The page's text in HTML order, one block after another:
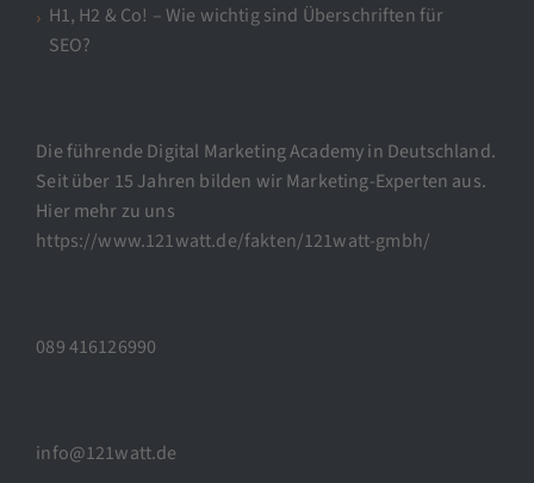
H1, H2 & Co! – Wie wichtig sind Überschriften für
SEO?
Die führende Digital Marketing Academy in Deutschland.
Seit über 15 Jahren bilden wir Marketing-Experten aus.
Hier mehr zu uns
https://www.121watt.de/fakten/121watt-gmbh/
089 416126990
info@121watt.de